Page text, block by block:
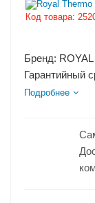
Код товара:
Бренд:
Гарантийный
Страна
Подробнее